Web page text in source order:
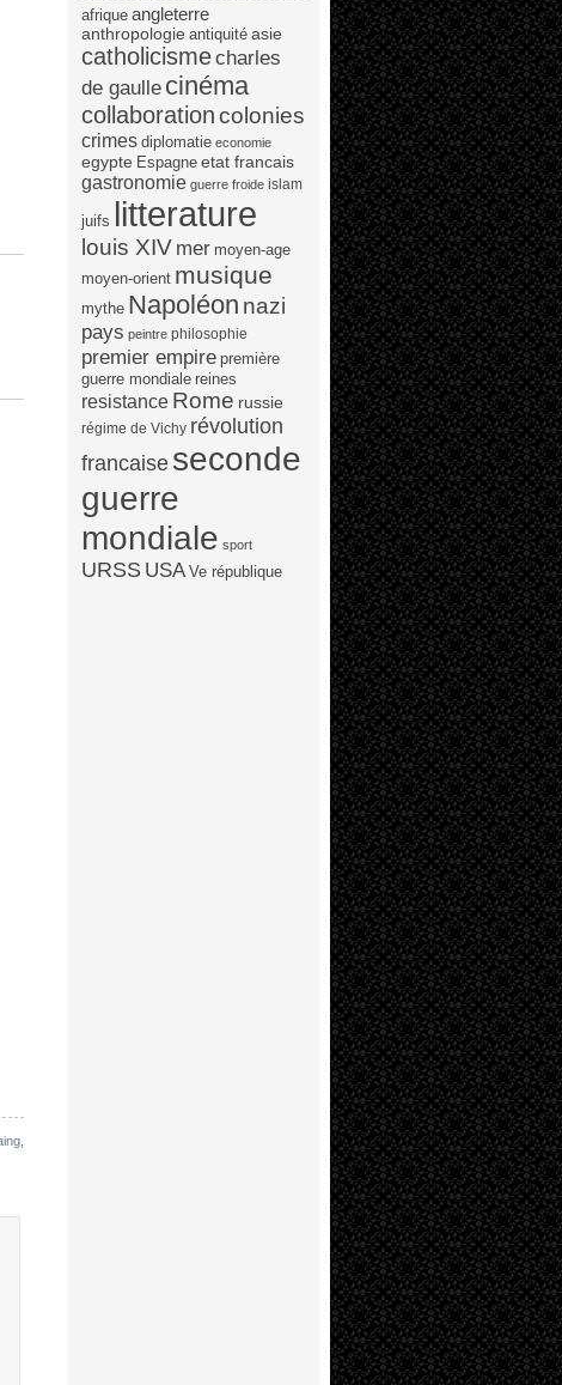
afrique angleterre
anthropologie antiquité asie
catholicismecharles
de gaulle cinéma
collaborationcolonies
crimes diplomatie economie
egypte Espagne etat francais
gastronomie guerre froide islam
juifs litterature
louis XIV mer moyen-age
moyen-orient musique
mythe Napoléon nazi
pays peintre philosophie
premier empire première
guerre mondiale reines
resistance Rome russie
régime de Vichy révolution
francaise seconde
guerre
mondiale sport
URSS USA Ve république